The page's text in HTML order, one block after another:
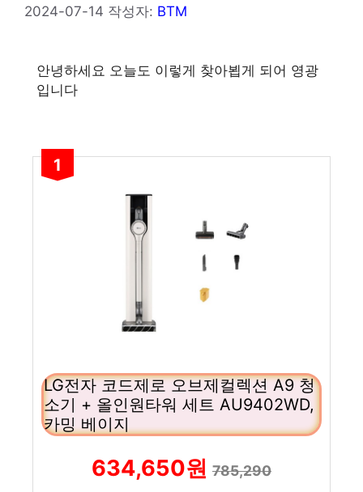
2024-07-14 작성자: BTM
안녕하세요 오늘도 이렇게 찾아뵙게 되어 영광
입니다
1
LG전자 코드제로 오브제컬렉션 A9 청
소기 + 올인원타워 세트 AU9402WD,
카밍 베이지
634,650원 785,290